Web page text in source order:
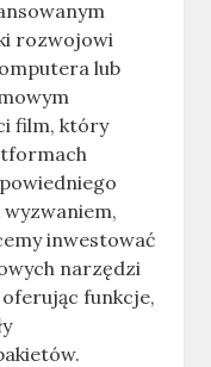
rozwojowi
lub
film, który
inwestować
narzędzi
funkcje,